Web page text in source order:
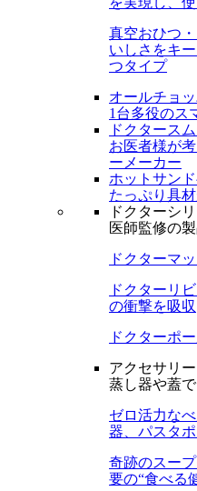
真空おひつ
いしさをキ
つタイプ
オールチョ
1台多役のス
ドクタース
お医者様が
ーメーカー
ホットサン
たっぷり具
ドクターシ
医師監修の
ドクターマッ
ドクターリ
の衝撃を吸収
ドクターポ
アクセサリー
蒸し器や蓋
ゼロ活力な
器、パスタ
奇跡のスープ
要の“食べる